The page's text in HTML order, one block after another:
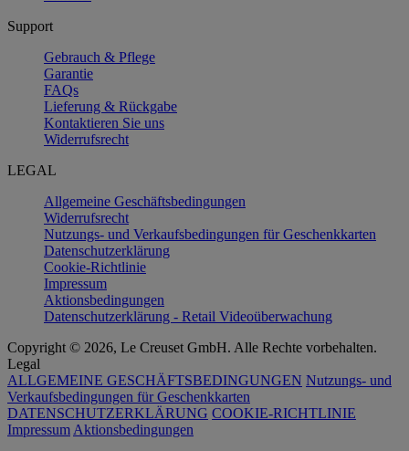
Support
Gebrauch & Pflege
Garantie
FAQs
Lieferung & Rückgabe
Kontaktieren Sie uns
Widerrufsrecht
LEGAL
Allgemeine Geschäftsbedingungen
Widerrufsrecht
Nutzungs- und Verkaufsbedingungen für Geschenkkarten
Datenschutzerklärung
Cookie-Richtlinie
Impressum
Aktionsbedingungen
Datenschutzerklärung - Retail Videoüberwachung
Copyright © 2026, Le Creuset GmbH. Alle Rechte vorbehalten.
Legal
ALLGEMEINE GESCHÄFTSBEDINGUNGEN Nutzungs- und
Verkaufsbedingungen für Geschenkkarten
DATENSCHUTZERKLÄRUNG COOKIE-RICHTLINIE
Impressum Aktionsbedingungen